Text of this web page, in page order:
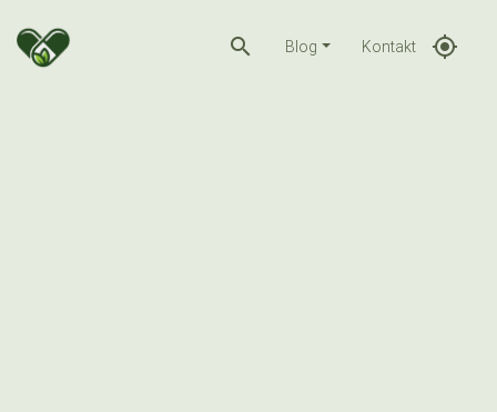
search Blog Kontakt gps_fixed